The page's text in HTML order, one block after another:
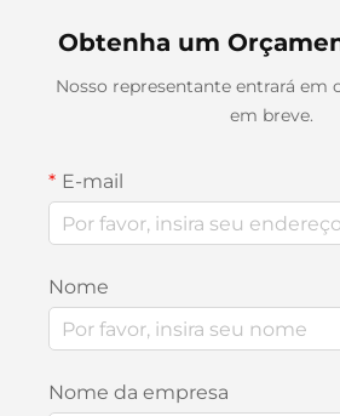
Obtenha um
Nosso representante entrará em
em breve.
E-mail
Nome
Nome da empresa